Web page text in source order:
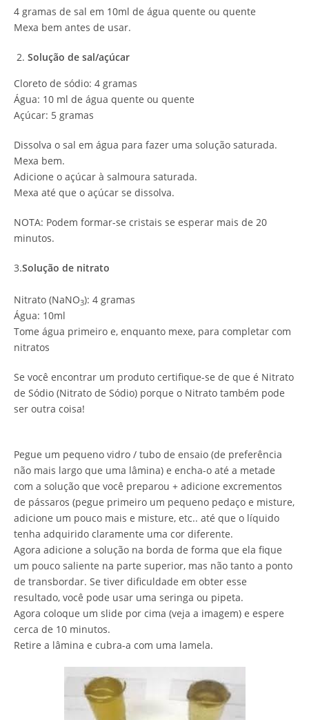
4 gramas de sal em 10ml de água quente ou quente
Mexa bem antes de usar.
Solução de sal/açúcar
Cloreto de sódio: 4 gramas
Água: 10 ml de água quente ou quente
Açúcar: 5 gramas
Dissolva o sal em água para fazer uma solução saturada.
Mexa bem.
Adicione o açúcar à salmoura saturada.
Mexa até que o açúcar se dissolva.
NOTA: Podem formar-se cristais se esperar mais de 20
minutos.
3.Solução de nitrato
Nitrato (NaNO3): 4 gramas
Água: 10ml
Tome água primeiro e, enquanto mexe, para completar com
nitratos
Se você encontrar um produto certifique-se de que é Nitrato
de Sódio (Nitrato de Sódio) porque o Nitrato também pode
ser outra coisa!
Pegue um pequeno vidro / tubo de ensaio (de preferência
não mais largo que uma lâmina) e encha-o até a metade
com a solução que você preparou + adicione excrementos
de pássaros (pegue primeiro um pequeno pedaço e misture,
adicione um pouco mais e misture, etc.. até que o líquido
tenha adquirido claramente uma cor diferente.
Agora adicione a solução na borda de forma que ela fique
um pouco saliente na parte superior, mas não tanto a ponto
de transbordar. Se tiver dificuldade em obter esse
resultado, você pode usar uma seringa ou pipeta.
Agora coloque um slide por cima (veja a imagem) e espere
cerca de 10 minutos.
Retire a lâmina e cubra-a com uma lamela.